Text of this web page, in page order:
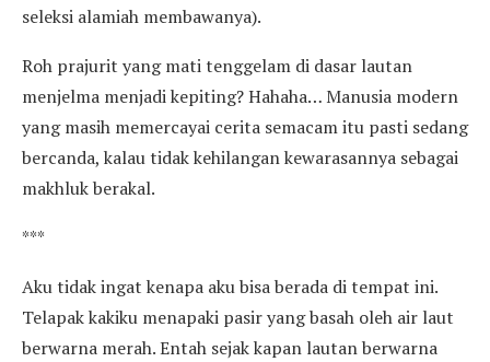
seleksi alamiah membawanya).
Roh prajurit yang mati tenggelam di dasar lautan
menjelma menjadi kepiting? Hahaha… Manusia modern
yang masih memercayai cerita semacam itu pasti sedang
bercanda, kalau tidak kehilangan kewarasannya sebagai
makhluk berakal.
***
Aku tidak ingat kenapa aku bisa berada di tempat ini.
Telapak kakiku menapaki pasir yang basah oleh air laut
berwarna merah. Entah sejak kapan lautan berwarna